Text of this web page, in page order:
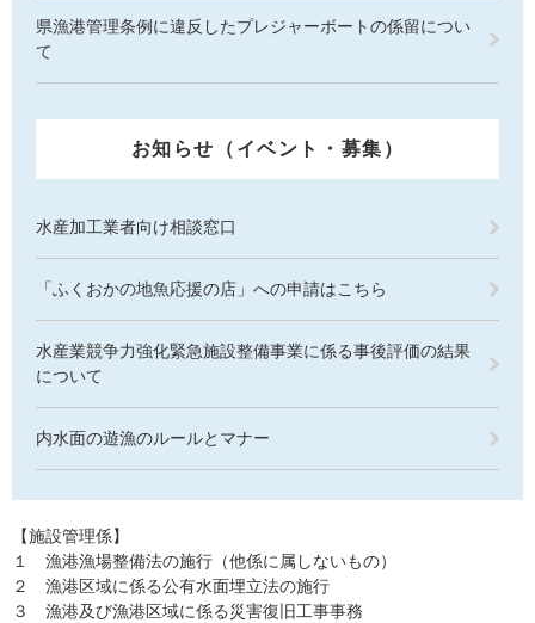
県漁港管理条例に違反したプレジャーボートの係留につい
て
お知らせ（イベント・募集）
水産加工業者向け相談窓口
「ふくおかの地魚応援の店」への申請はこちら
水産業競争力強化緊急施設整備事業に係る事後評価の結果
について
内水面の遊漁のルールとマナー
【施設管理係】
１ 漁港漁場整備法の施行（他係に属しないもの）
２ 漁港区域に係る公有水面埋立法の施行
３ 漁港及び漁港区域に係る災害復旧工事事務